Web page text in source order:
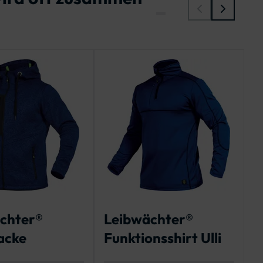
Leibwächter®
Funktionsshirt Ulli